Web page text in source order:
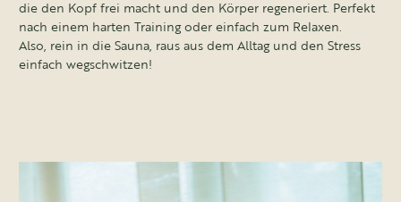
die den Kopf frei macht und den Körper regeneriert. Perfekt
nach einem harten Training oder einfach zum Relaxen.
Also, rein in die Sauna, raus aus dem Alltag und den Stress
einfach wegschwitzen!